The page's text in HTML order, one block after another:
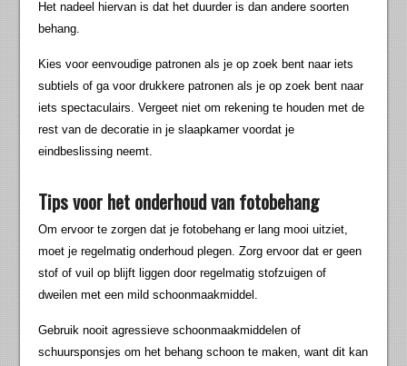
Het nadeel hiervan is dat het duurder is dan andere soorten
behang.
Kies voor eenvoudige patronen als je op zoek bent naar iets
subtiels of ga voor drukkere patronen als je op zoek bent naar
iets spectaculairs. Vergeet niet om rekening te houden met de
rest van de decoratie in je slaapkamer voordat je
eindbeslissing neemt.
Tips voor het onderhoud van fotobehang
Om ervoor te zorgen dat je fotobehang er lang mooi uitziet,
moet je regelmatig onderhoud plegen. Zorg ervoor dat er geen
stof of vuil op blijft liggen door regelmatig stofzuigen of
dweilen met een mild schoonmaakmiddel.
Gebruik nooit agressieve schoonmaakmiddelen of
schuursponsjes om het behang schoon te maken, want dit kan